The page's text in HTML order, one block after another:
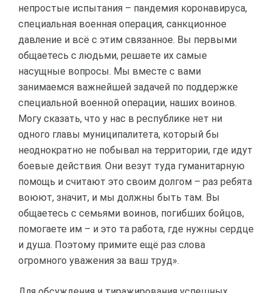
непростые испытания – пандемия коронавируса,
специальная военная операция, санкционное
давление и всё с этим связанное. Вы первыми
общаетесь с людьми, решаете их самые
насущные вопросы. Мы вместе с вами
занимаемся важнейшей задачей по поддержке
специальной военной операции, наших воинов.
Могу сказать, что у нас в республике нет ни
одного главы муниципалитета, который бы
неоднократно не побывал на территории, где идут
боевые действия. Они везут туда гуманитарную
помощь и считают это своим долгом – раз ребята
воюют, значит, и мы должны быть там. Вы
общаетесь с семьями воинов, погибших бойцов,
помогаете им – и это та работа, где нужны сердце
и душа. Поэтому примите ещё раз слова
огромного уважения за ваш труд».